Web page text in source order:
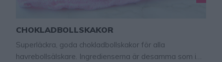
CHOKLADBOLLSKAKOR
Superläckra, goda chokladbollskakor för alla
havrebollsälskare. Ingredienserna är desamma som i